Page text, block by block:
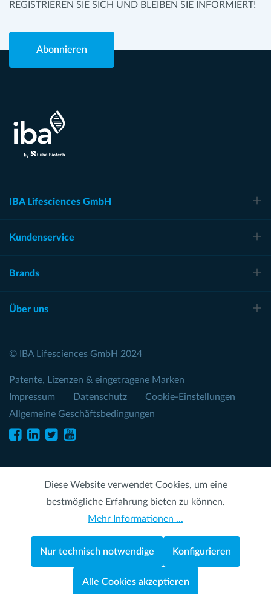
REGISTRIEREN SIE SICH UND BLEIBEN SIE INFORMIERT!
Abonnieren
IBA Lifesciences GmbH
Kundenservice
Brands
Über uns
© IBA Lifesciences GmbH 2024
Patente, Lizenzen & eingetragene Marken
Impressum
Datenschutz
Cookie-Einstellungen
Allgemeine Geschäftsbedingungen
Diese Website verwendet Cookies, um eine
bestmögliche Erfahrung bieten zu können.
Mehr Informationen ...
Nur technisch notwendige Konfigurieren
Alle Cookies akzeptieren